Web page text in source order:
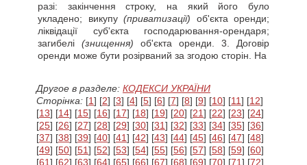
разі: закінчення строку, на який його було
укладено; викупу (приватизації) об'єкта оренди;
ліквідації суб'єкта господарювання-орендаря;
загибелі (знищення) об'єкта оренди. 3. Договір
оренди може бути розірваний за згодою сторін. На
Другое в разделе: КОДЕКСИ УКРАЇНИ
Сторінка: [1] [2] [3] [4] [5] [6] [7] [8] [9] [10] [11] [12]
[13] [14] [15] [16] [17] [18] [19] [20] [21] [22] [23] [24]
[25] [26] [27] [28] [29] [30] [31] [32] [33] [34] [35] [36]
[37] [38] [39] [40] [41] [42] [43] [44] [45] [46] [47] [48]
[49] [50] [51] [52] [53] [54] [55] [56] [57] [58] [59] [60]
[61] [62] [63] [64] [65] [66] [67] [68] [69] [70] [71] [72]